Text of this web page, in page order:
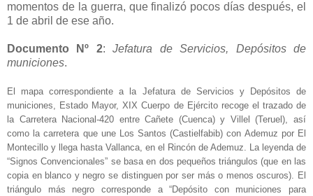
momentos de la guerra, que finalizó pocos días después, el
1 de abril de ese año.
Documento Nº 2:Jefatura de Servicios, Depósitos de
municiones.
El mapa correspondiente a la Jefatura de Servicios y Depósitos de
municiones, Estado Mayor, XIX Cuerpo de Ejército recoge el trazado de
la Carretera Nacional-420 entre Cañete (Cuenca) y Villel (Teruel), así
como la carretera que une Los Santos (Castielfabib) con Ademuz por El
Montecillo y llega hasta Vallanca, en el Rincón de Ademuz. La leyenda de
“Signos Convencionales” se basa en dos pequeños triángulos (que en las
copia en blanco y negro se distinguen por ser más o menos oscuros). El
triángulo más negro corresponde a “Depósito con municiones para